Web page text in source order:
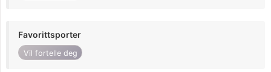
Favorittsporter
Vil fortelle deg